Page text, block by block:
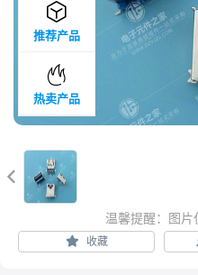

温馨提醒：图片
收藏

推荐产品

热卖产品